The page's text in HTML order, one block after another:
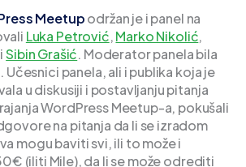
Meetupodržan je i panel na
Luka Petrović,Marko Nikolić,
iSibin Grašić. Moderator panela bila
. Učesnici panela, ali i publika koja je
u diskusiji i postavljanju pitanja
WordPress Meetup-a, pokušali
na pitanja da li se izradom
mogu baviti svi, ili to može i
(iliti Mile), da li se može odrediti